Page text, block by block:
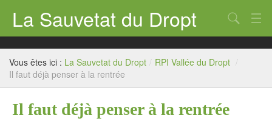
La Sauvetat du Dropt
Accueil
Mairie
Chercher
Vous êtes ici : La Sauvetat du Dropt / RPI Vallée du Dropt /
Il faut déjà penser à la rentrée
Il faut déjà penser à la rentrée